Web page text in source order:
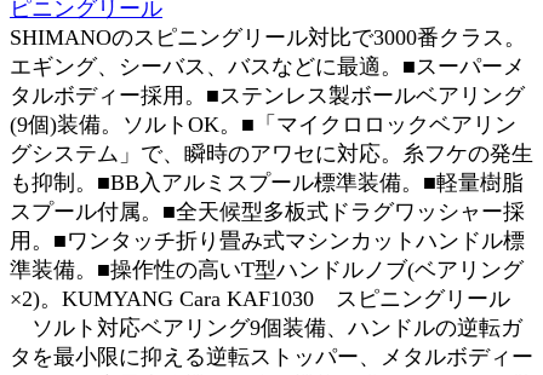
ピニングリール
SHIMANOのスピニングリール対比で3000番クラス。
エギング、シーバス、バスなどに最適。■スーパーメ
タルボディー採用。■ステンレス製ボールベアリング
(9個)装備。ソルトOK。■「マイクロロックベアリン
グシステム」で、瞬時のアワセに対応。糸フケの発生
も抑制。■BB入アルミスプール標準装備。■軽量樹脂
スプール付属。■全天候型多板式ドラグワッシャー採
用。■ワンタッチ折り畳み式マシンカットハンドル標
準装備。■操作性の高いT型ハンドルノブ(ベアリング
×2)。KUMYANG Cara KAF1030 スピニングリール
ソルト対応ベアリング9個装備、ハンドルの逆転ガ
タを最小限に抑える逆転ストッパー、メタルボディー